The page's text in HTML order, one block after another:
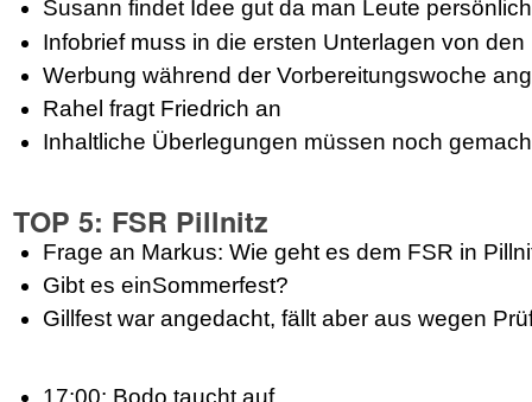
Susann findet Idee gut da man Leute
Infobrief muss in die ersten Unterlagen von den
Werbung während der Vorbereitungswoche
Rahel fragt Friedrich an
Inhaltliche Überlegungen müssen noch
TOP 5: FSR Pillnitz
Frage an Markus: Wie geht es dem FSR in
Gibt es einSommerfest?
Gillfest war angedacht, fällt aber aus wegen